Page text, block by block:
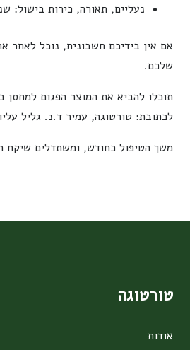
נעליים, תאורה, כירות בישול:
אם אין בידיכם חשבונית, נוכל לאתר
שלכם.
תוכלו להביא את המוצר הפגום למחסן
לכתובת: טורטוגה, עמיר ד.נ. גליל עליון
משך הטיפול כחודש, ומשתדלים שיקח
טורטוגה
אודות